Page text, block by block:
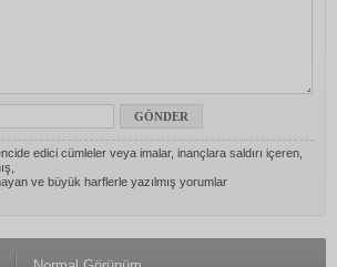
edici cümleler veya imalar, inançlara saldırı içeren,
ve büyük harflerle yazılmış yorumlar